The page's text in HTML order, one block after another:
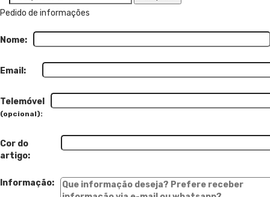
por:
Pedido de informações
Nome:
Email:
Telemóvel
(opcional):
Cor do
artigo:
Informação: